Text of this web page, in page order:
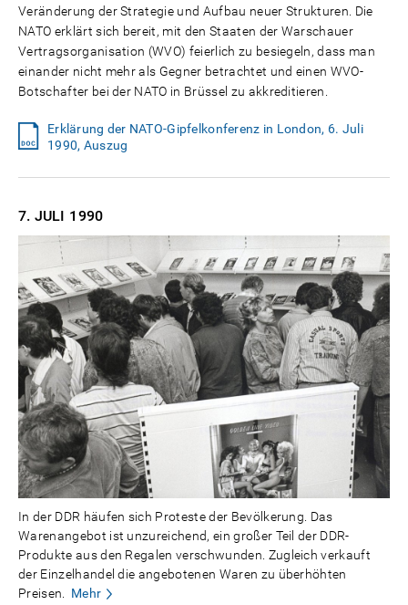
Veränderung der Strategie und Aufbau neuer Strukturen. Die
NATO erklärt sich bereit, mit den Staaten der Warschauer
Vertragsorganisation (WVO) feierlich zu besiegeln, dass man
einander nicht mehr als Gegner betrachtet und einen WVO-
Botschafter bei der NATO in Brüssel zu akkreditieren.
Erklärung der NATO-Gipfelkonferenz in London, 6. Juli
1990, Auszug
7. JULI 1990
In der DDR häufen sich Proteste der Bevölkerung. Das
Warenangebot ist unzureichend, ein großer Teil der DDR-
Produkte aus den Regalen verschwunden. Zugleich verkauft
der Einzelhandel die angebotenen Waren zu überhöhten
Preisen.
Mehr